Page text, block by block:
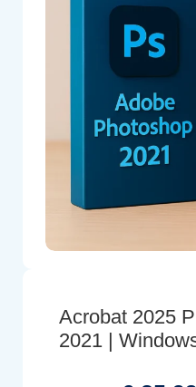
Acrobat 2025
2021 |